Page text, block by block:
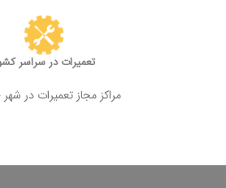
تعمیرات در سراسر
مراکز مجاز تعمیرات در